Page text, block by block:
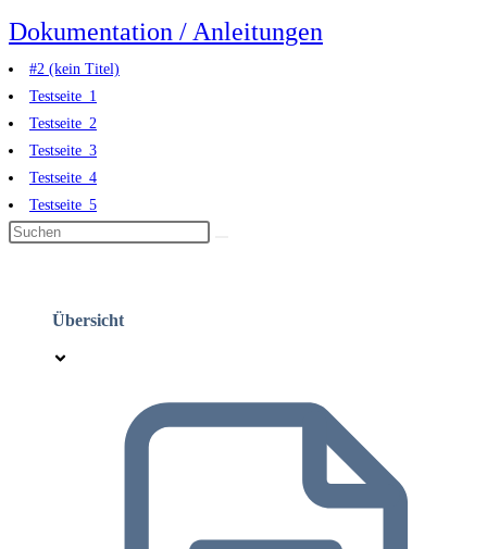
Zum
Inhalt
springen
Dokumentation / Anleitungen
#2 (kein Titel)
Testseite_1
Testseite_2
Testseite_3
Testseite_4
Testseite_5
Übersicht